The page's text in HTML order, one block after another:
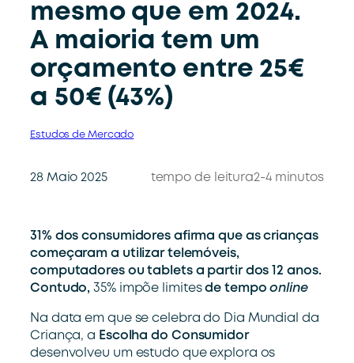
mesmo que em 2024.
A maioria tem um
orçamento entre 25€
a 50€ (43%)
Estudos de Mercado
28 Maio 2025 tempo de leitura2-4 minutos
31% dos consumidores afirma que as crianças
começaram a utilizar telemóveis,
computadores ou tablets a partir dos 12 anos.
Contudo,35% impõe limitesde tempoonline
Na data em que se celebra do Dia Mundial da
Criança, a Escolha do Consumidor
desenvolveu um estudo que explora os